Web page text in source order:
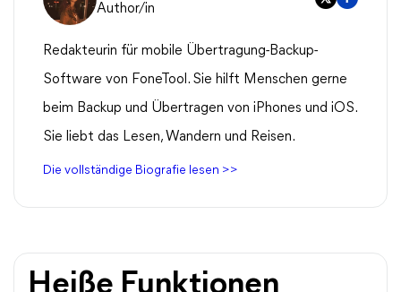
Author/in
Redakteurin für mobile Übertragung-Backup-
Software von FoneTool. Sie hilft Menschen gerne
beim Backup und Übertragen von iPhones und iOS.
Sie liebt das Lesen, Wandern und Reisen.
Die vollständige Biografie lesen >>